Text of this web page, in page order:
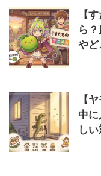
【
ら
やど
【
中
し